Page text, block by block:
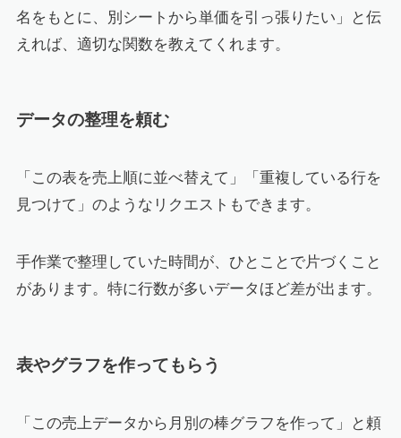
名をもとに、別シートから単価を引っ張りたい」と伝
えれば、適切な関数を教えてくれます。
データの整理を頼む
「この表を売上順に並べ替えて」「重複している行を
見つけて」のようなリクエストもできます。
手作業で整理していた時間が、ひとことで片づくこと
があります。特に行数が多いデータほど差が出ます。
表やグラフを作ってもらう
「この売上データから月別の棒グラフを作って」と頼